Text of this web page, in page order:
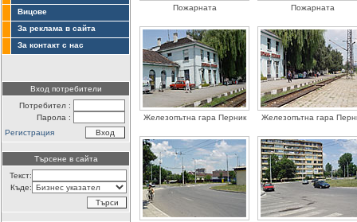
Вицове
За реклама в сайта
За контакт с нас
Вход потребители
Потребител :
Парола :
Регистрация
Търсене в сайта
Текст:
Къде:
Пожарната Пожарната
Железопътна гара Перник Железопътна гара